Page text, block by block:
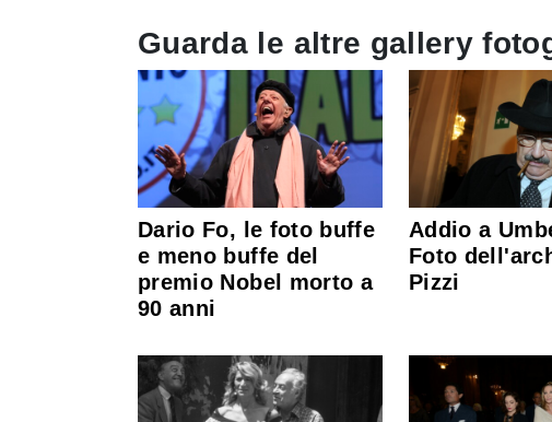
Guarda le altre gallery
Dario Fo, le foto buffe
e meno buffe del
premio Nobel morto a
90 anni
Addio a
Foto
Pizzi